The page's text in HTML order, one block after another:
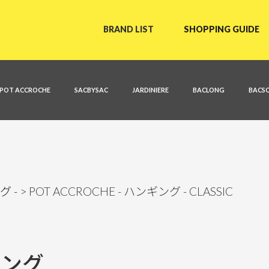
BRAND LIST SHOPPING GUIDE
POT ACCROCHE SACBYSAC JARDINIERE BACLONG
- POT ACCROCHE - ハンギング - CLASSIC
グ